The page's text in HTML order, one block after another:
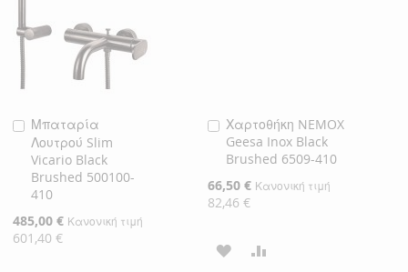
Μπαταρία
Λουτρού Slim
Vicario Black
Brushed 500100-
410
Ειδική
Τιμή
485,00 € Κανονική τιμή
601,40 €
Προσθήκη
στο
Καλάθι
Χαρτοθήκη NEMOX
Geesa Inox Black
Brushed 6509-410
Ειδική
Τιμή
66,50 € Κανονική τιμή
82,46 €
Προσθήκη
στο
Καλάθι
ΠΡΟΣΘΉΚΗ